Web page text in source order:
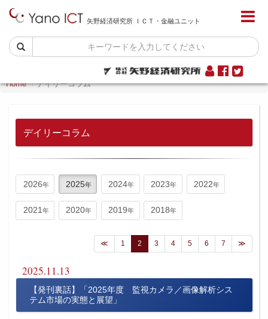
矢野経済研究所 ＩＣＴ・金融ユニット
Home デイリーコラム
デイリーコラム
2026 2025 2024 2023 2022
2021 2020 2019 2018
≪ 1 2 3 4 5 6 7 ≫
2025.11.13
【発刊裏話】「2025年度 監視カメラ／画像解析シス
テム市場の実態と展望」